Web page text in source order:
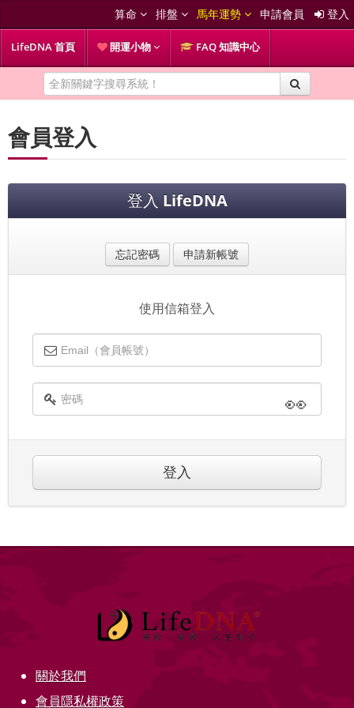
算命 排盤 馬年運勢 申請會員 登入
LifeDNA 首頁 開運小物 FAQ 知識中心
會員登入
登入 LifeDNA
忘記密碼 申請新帳號
使用信箱登入
👀
登入
關於我們
會員隱私權政策